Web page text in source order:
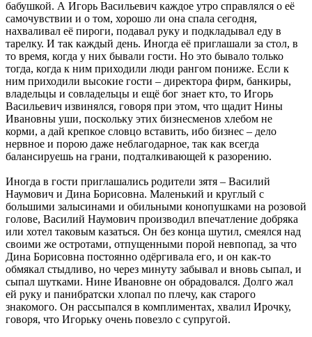
бабушкой. А Игорь Васильевич каждое утро справлялся о её
самочувствии и о том, хорошо ли она спала сегодня,
нахваливал её пироги, подавал руку и подкладывал еду в
тарелку. И так каждый день. Иногда её приглашали за стол, в
то время, когда у них бывали гости. Но это бывало только
тогда, когда к ним приходили люди рангом пониже. Если к
ним приходили высокие гости – директора фирм, банкиры,
владельцы и совладельцы и ещё бог знает кто, то Игорь
Васильевич извинялся, говоря при этом, что щадит Нины
Ивановны уши, поскольку этих бизнесменов хлебом не
корми, а дай крепкое словцо вставить, ибо бизнес – дело
нервное и порою даже неблагодарное, так как всегда
балансируешь на грани, подталкивающей к разорению.
Иногда в гости приглашались родители зятя – Василий
Наумович и Дина Борисовна. Маленький и круглый с
большими залысинами и обильными конопушками на розовой
голове, Василий Наумович производил впечатление добряка
или хотел таковым казаться. Он без конца шутил, смеялся над
своими же остротами, отпущенными порой невпопад, за что
Дина Борисовна постоянно одёргивала его, и он как-то
обмякал стыдливо, но через минуту забывал и вновь сыпал, и
сыпал шутками. Нине Ивановне он обрадовался. Долго жал
ей руку и панибратски хлопал по плечу, как старого
знакомого. Он рассыпался в комплиментах, хвалил Ирочку,
говоря, что Игорьку очень повезло с супругой.